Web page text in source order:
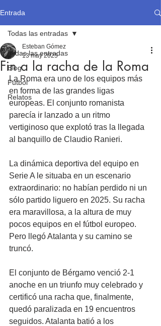
Entrada
Todas las entradas
Blog
Fútbol
Relatos
Todas las entradas
Fin a la racha de la Roma
Esteban Gómez
13 may 2025
La Roma era uno de los equipos más
en forma de las grandes ligas
europeas. El conjunto romanista
parecía ir lanzado a un ritmo
vertiginoso que explotó tras la llegada
al banquillo de Claudio Ranieri.
La dinámica deportiva del equipo en
Serie A le situaba en un escenario
extraordinario: no habían perdido ni un
sólo partido liguero en 2025. Su racha
era maravillosa, a la altura de muy
pocos equipos en el fútbol europeo.
Pero llegó Atalanta y su camino se
truncó.
El conjunto de Bérgamo venció 2-1
anoche en un triunfo muy celebrado y
certificó una racha que, finalmente,
quedó paralizada en 19 encuentros
seguidos. Atalanta batió a los